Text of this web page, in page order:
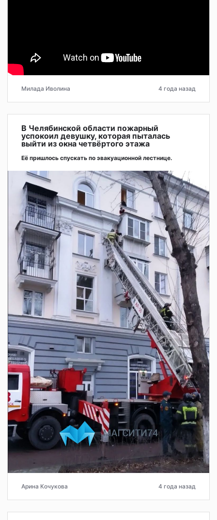
Милада Иволина 4 года назад
В Челябинской области пожарный
успокоил девушку, которая пыталась
выйти из окна четвёртого этажа
Её пришлось спускать по эвакуационной лестнице.
Арина Кочукова 4 года назад